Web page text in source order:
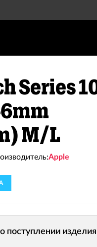
Series
M/L
Apple
поступлении изделия